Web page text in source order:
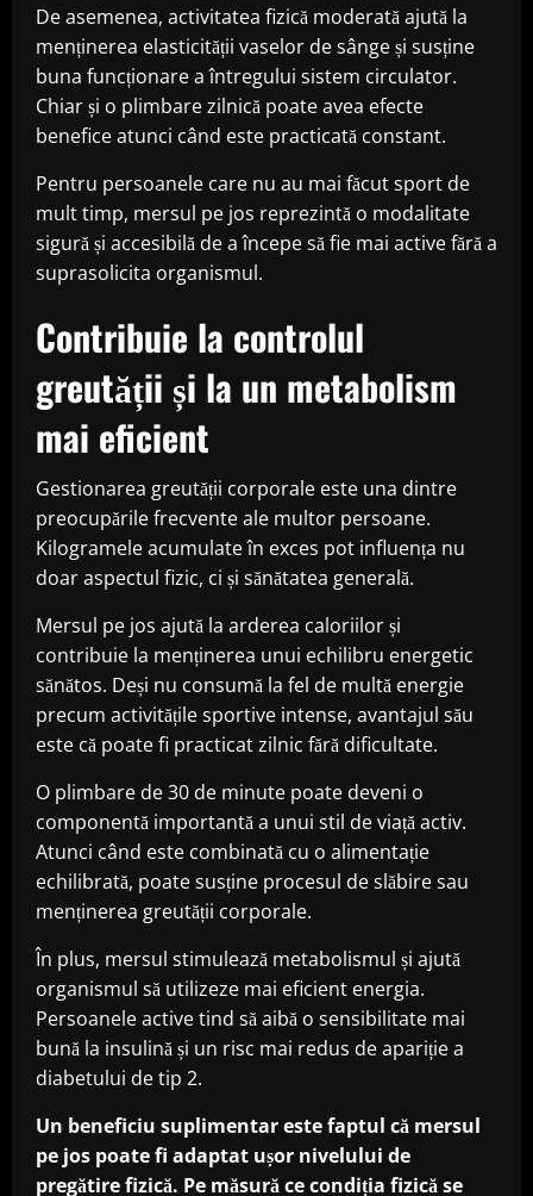
De asemenea, activitatea fizică moderată ajută la
menținerea elasticității vaselor de sânge și susține
buna funcționare a întregului sistem circulator.
Chiar și o plimbare zilnică poate avea efecte
benefice atunci când este practicată constant.
Pentru persoanele care nu au mai făcut sport de
mult timp, mersul pe jos reprezintă o modalitate
sigură și accesibilă de a începe să fie mai active fără a
suprasolicita organismul.
Contribuie la controlul
greutății și la un metabolism
mai eficient
Gestionarea greutății corporale este una dintre
preocupările frecvente ale multor persoane.
Kilogramele acumulate în exces pot influența nu
doar aspectul fizic, ci și sănătatea generală.
Mersul pe jos ajută la arderea caloriilor și
contribuie la menținerea unui echilibru energetic
sănătos. Deși nu consumă la fel de multă energie
precum activitățile sportive intense, avantajul său
este că poate fi practicat zilnic fără dificultate.
O plimbare de 30 de minute poate deveni o
componentă importantă a unui stil de viață activ.
Atunci când este combinată cu o alimentație
echilibrată, poate susține procesul de slăbire sau
menținerea greutății corporale.
În plus, mersul stimulează metabolismul și ajută
organismul să utilizeze mai eficient energia.
Persoanele active tind să aibă o sensibilitate mai
bună la insulină și un risc mai redus de apariție a
diabetului de tip 2.
Un beneficiu suplimentar este faptul că mersul
pe jos poate fi adaptat ușor nivelului de
pregătire fizică. Pe măsură ce condiția fizică se